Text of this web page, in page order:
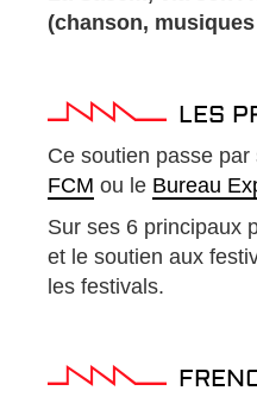
(chanson,
LES
Ce soutien passe
FCM ou le Bureau
Sur ses 6 principaux
et le soutien aux
les festivals.